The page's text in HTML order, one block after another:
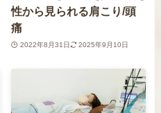
性から見られる肩こり/頭
痛
2022年8月31日 2025年9月10日